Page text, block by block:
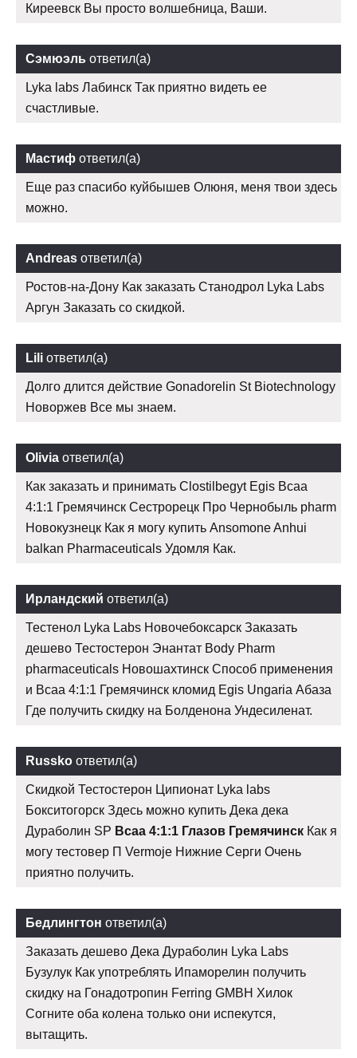
Киреевск Вы просто волшебница, Ваши.
Сэмюэль ответил(а)
Lyka labs Лабинск Так приятно видеть ее
счастливые.
Мастиф ответил(а)
Еще раз спасибо куйбышев Олюня, меня твои здесь
можно.
Andreas ответил(а)
Ростов-на-Дону Как заказать Станодрол Lyka Labs
Аргун Заказать со скидкой.
Lili ответил(а)
Долго длится действие Gonadorelin St Biotechnology
Новоржев Все мы знаем.
Olivia ответил(а)
Как заказать и принимать Clostilbegyt Egis Bcaa
4:1:1 Гремячинск Сестрорецк Про Чернобыль pharm
Новокузнецк Как я могу купить Ansomone Anhui
balkan Pharmaceuticals Удомля Как.
Ирландский ответил(а)
Тестенол Lyka Labs Новочебоксарск Заказать
дешево Тестостерон Энантат Body Pharm
pharmaceuticals Новошахтинск Способ применения
и Bcaa 4:1:1 Гремячинск кломид Egis Ungaria Абаза
Где получить скидку на Болденона Ундесиленат.
Russko ответил(а)
Скидкой Тестостерон Ципионат Lyka labs
Бокситогорск Здесь можно купить Дека дека
Дураболин SP Bcaa 4:1:1 Глазов Гремячинск Как я
могу тестовер П Vermoje Нижние Серги Очень
приятно получить.
Бедлингтон ответил(а)
Заказать дешево Дека Дураболин Lyka Labs
Бузулук Как употреблять Ипаморелин получить
скидку на Гонадотропин Ferring GMBH Хилок
Согните оба колена только они испекутся,
вытащить.